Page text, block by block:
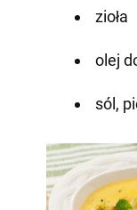
zioła
olej
sól,